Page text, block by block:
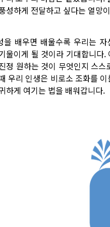
성하게 전달하고 싶다는 열망
을 배우면 배울수록 우리는
울이게 될 것이라 기대합니다
정 원하는 것이 무엇인지 스
우리 인생은 비로소 조화를
하게 여기는 법을 배워갑니다.